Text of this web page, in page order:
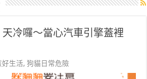
天冷囉～當心汽車引擎蓋裡
好生活,狗貓日常危險